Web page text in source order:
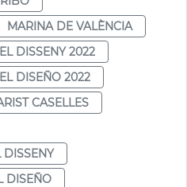
MARINA DE VALÈNCIA
DISSENY 2022
DISEÑO 2022
CASELLES
DISSENY
DISEÑO